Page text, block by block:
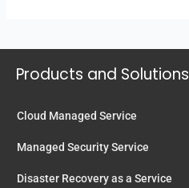
Products and Solutions
Cloud Managed Service
Managed Security Service
Disaster Recovery as a Service